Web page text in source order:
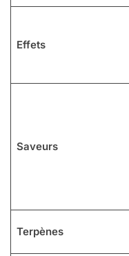
Effets
Saveurs
Terpènes